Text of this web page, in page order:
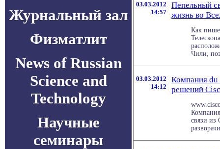
Журнальный зал
Физматлит
News of Russian
Science and
Technology
Научные
семинары
03.03.2012
14:57
Пепельный
жизнь во
Как
Чили,
03.03.2012
14:12
Компания du
решений
связи